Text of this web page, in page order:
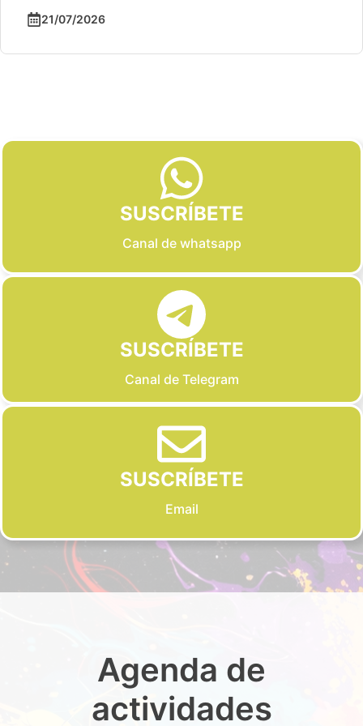
21/07/2026
SUSCRÍBETE
Canal de whatsapp
SUSCRÍBETE
Canal de Telegram
SUSCRÍBETE
Email
Agenda de
actividades